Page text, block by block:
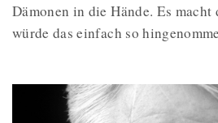
Dämonen in die Hände. Es
würde das einfach so